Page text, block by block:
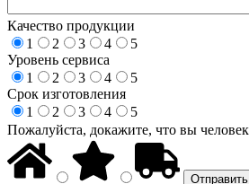
Качество продукции
1
2 3 4
5
Уровень сервиса
1
2 3 4
5
Срок изготовления
1
2 3 4
5
Пожалуйста, докажите, что вы